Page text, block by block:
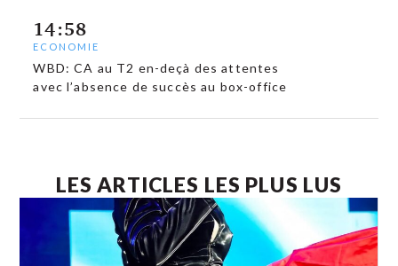
14:58
ECONOMIE
WBD: CA au T2 en-deçà des attentes
avec l’absence de succès au box-office
LES ARTICLES LES PLUS LUS